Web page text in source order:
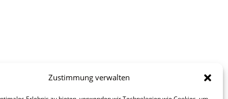
Zustimmung verwalten